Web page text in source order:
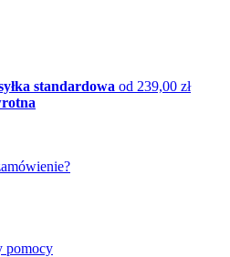
standardowa od 239,00 zł
pomocy